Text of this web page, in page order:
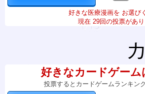
好きな医療漫画を お選び
現在 29回の投票があり
好きなカードゲーム
投票するとカードゲームランキン